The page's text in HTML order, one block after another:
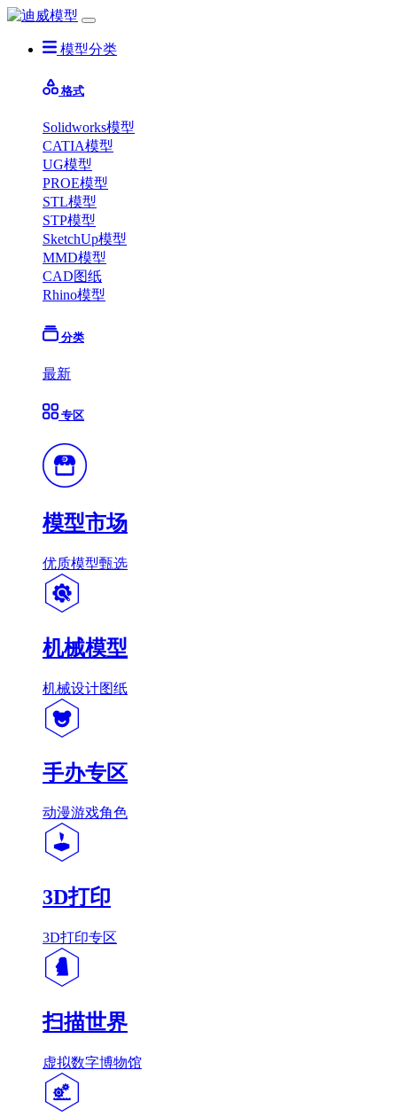
模型分类
格式
Solidworks模型
CATIA模型
UG模型
PROE模型
STL模型
STP模型
SketchUp模型
MMD模型
CAD图纸
Rhino模型
分类
最新
专区
模型市场
优质模型甄选
机械模型
机械设计图纸
手办专区
动漫游戏角色
3D打印
3D打印专区
扫描世界
虚拟数字博物馆